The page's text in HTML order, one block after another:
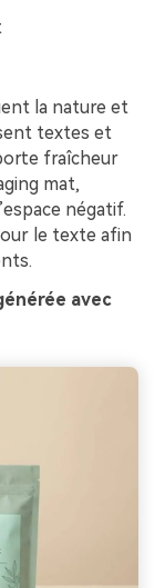
la nature et
textes et
fraîcheur
mat,
négatif.
le texte afin
avec